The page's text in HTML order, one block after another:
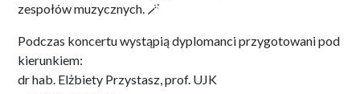
zespołów muzycznych. 🪄
Podczas koncertu wystąpią dyplomanci przygotowani pod
kierunkiem:
dr hab. Elżbiety Przystasz, prof. UJK